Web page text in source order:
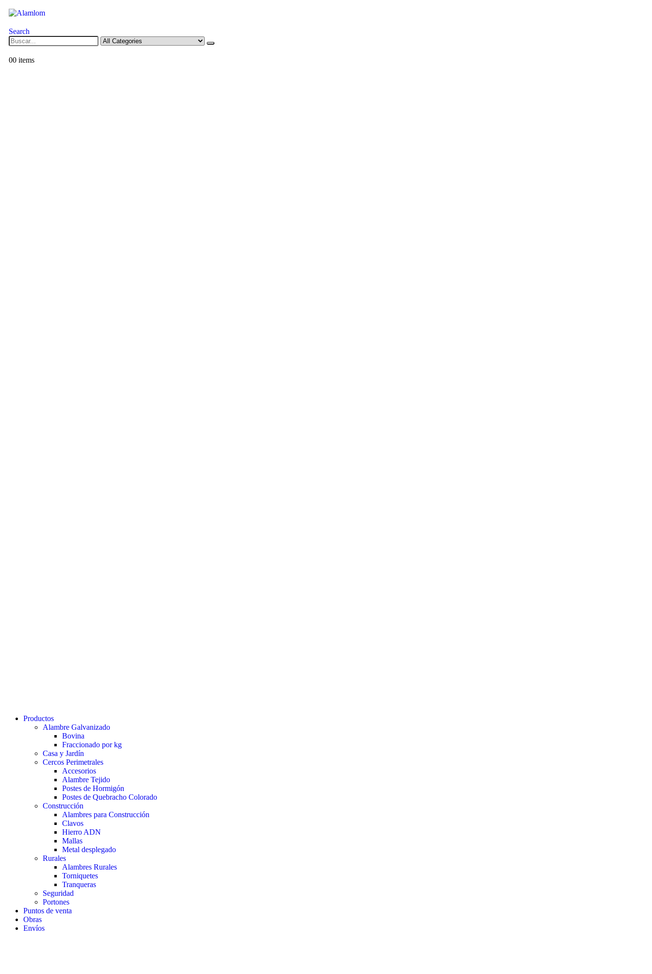
Search
00 items
Productos
Alambre Galvanizado
Bovina
Fraccionado por kg
Casa y Jardín
Cercos Perimetrales
Accesorios
Alambre Tejido
Postes de Hormigón
Postes de Quebracho Colorado
Construcción
Alambres para Construcción
Clavos
Hierro ADN
Mallas
Metal desplegado
Rurales
Alambres Rurales
Torniquetes
Tranqueras
Seguridad
Portones
Puntos de venta
Obras
Envíos